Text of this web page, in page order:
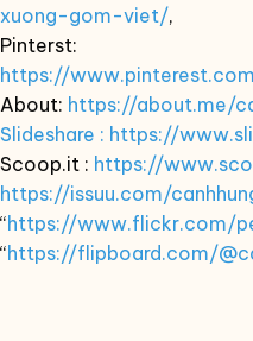
xuong-gom-viet/,
Pinterst:
https://
About: https://about.me/
Slideshare : https://
Scoop.it : https://
https://issuu.com/
“https://www.flickr.com/
“https://flipboard.com/